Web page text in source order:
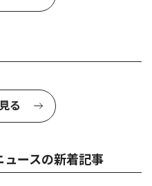
る
ュースの新着記事